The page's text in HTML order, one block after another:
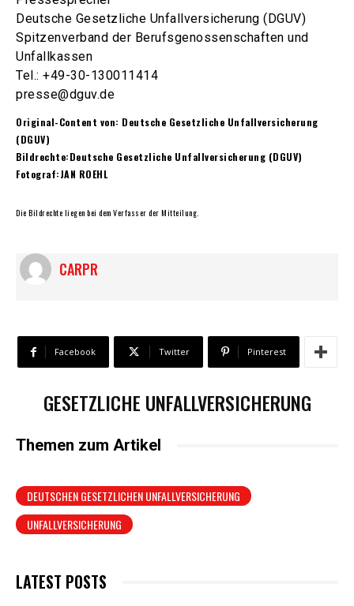
Deutsche Gesetzliche Unfallversicherung (DGUV)
Spitzenverband der Berufsgenossenschaften und
Unfallkassen
Tel.: +49-30-130011414
presse@dguv.de
Original-Content von: Deutsche Gesetzliche Unfallversicherung
(DGUV)
Bildrechte:Deutsche Gesetzliche Unfallversicherung (DGUV)
Fotograf:JAN ROEHL
Die Bildrechte liegen bei dem Verfasser der Mitteilung.
CARPR
Facebook Twitter Pinterest
GESETZLICHE UNFALLVERSICHERUNG
Themen zum Artikel
DEUTSCHEN GESETZLICHEN UNFALLVERSICHERUNG
UNFALLVERSICHERUNG
LATEST POSTS